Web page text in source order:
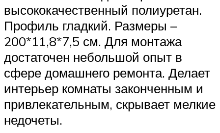
высококачественный полиуретан.
Профиль гладкий. Размеры –
200*11,8*7,5 см. Для монтажа
достаточен небольшой опыт в
сфере домашнего ремонта. Делает
интерьер комнаты законченным и
привлекательным, скрывает мелкие
недочеты.